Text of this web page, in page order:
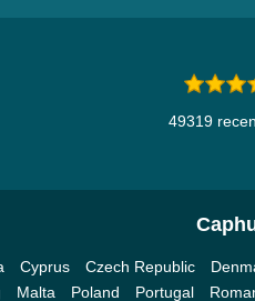
49319
Cyprus Czech Republic
Malta Poland Portugal